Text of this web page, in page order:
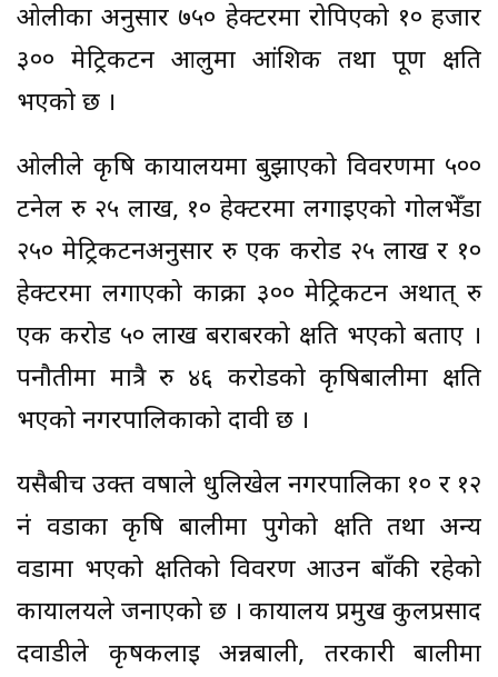
ओलीका अनुसार ७५० हेक्टरमा रोपिएको १० हजार
३०० मेट्रिकटन आलुमा आंशिक तथा पूर्ण क्षति
भएको छ ।
ओलीले कृषि कार्यालयमा बुझाएको विवरणमा ५००
टनेल रु २५ लाख, १० हेक्टरमा लगाइएको गोलभेँडा
२५० मेट्रिकटनअनुसार रु एक करोड २५ लाख र १०
हेक्टरमा लगाएको काक्रा ३०० मेट्रिकटन अर्थात् रु
एक करोड ५० लाख बराबरको क्षति भएको बताए ।
पनौतीमा मात्रै रु ४६ करोडको कृषिबालीमा क्षति
भएको नगरपालिकाको दावी छ ।
यसैबीच उक्त वर्षाले धुलिखेल नगरपालिका १० र १२
नं वडाका कृषि बालीमा पुगेको क्षति तथा अन्य
वडामा भएको क्षतिको विवरण आउन बाँकी रहेको
कार्यालयले जनाएको छ । कार्यालय प्रमुख कुलप्रसाद
दवाडीले कृषकलाई अन्नबाली, तरकारी बालीमा